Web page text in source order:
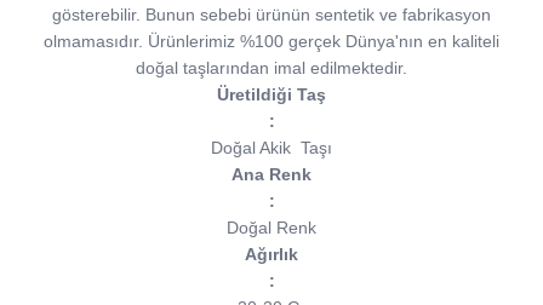
gösterebilir. Bunun sebebi ürünün sentetik ve fabrikasyon
olmamasıdır. Ürünlerimiz %100 gerçek Dünya'nın en kaliteli
doğal taşlarından imal edilmektedir.
Üretildiği Taş
:
Doğal Akik Taşı
Ana Renk
:
Doğal Renk
Ağırlık
: